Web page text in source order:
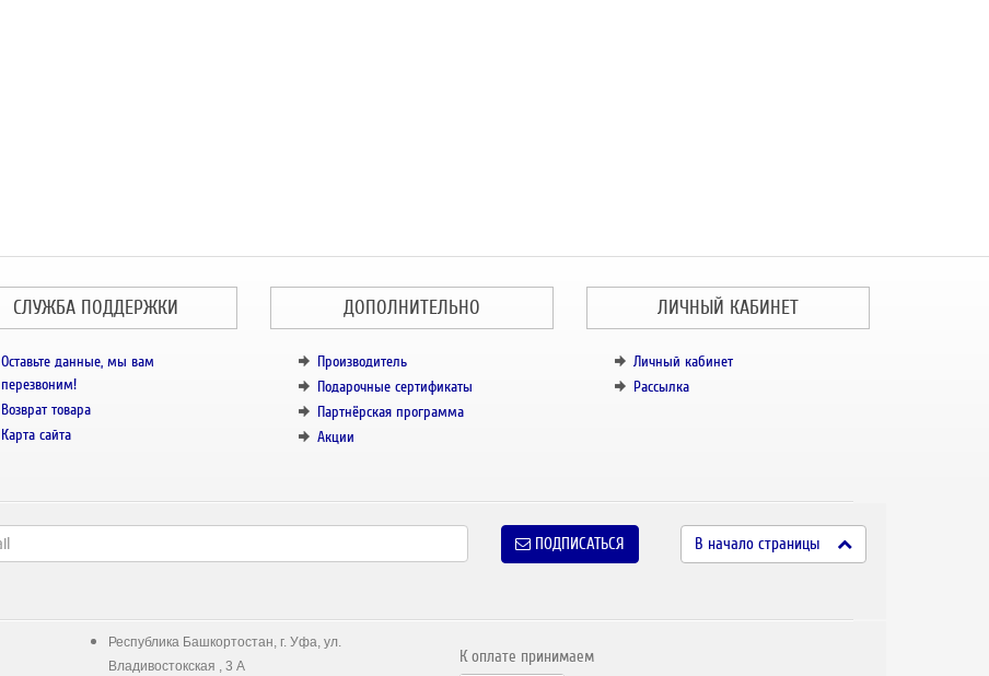
СЛУЖБА ПОДДЕРЖКИ
Оставьте данные, мы вам
перезвоним!
Возврат товара
Карта сайта
ДОПОЛНИТЕЛЬНО
Производитель
Подарочные сертификаты
Партнёрская программа
Акции
ЛИЧНЫЙ КАБИНЕТ
Личный кабинет
Рассылка
ПОДПИСАТЬСЯ В начало страницы
Республика Башкортостан, г. Уфа, ул.
Владивостокская , 3 А
К оплате принимаем